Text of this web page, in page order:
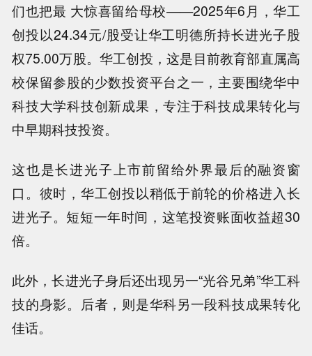
们也把最 大惊喜留给母校——2025年6月，华工
创投以24.34元/股受让华工明德所持长进光子股
权75.00万股。华工创投，这是目前教育部直属高
校保留参股的少数投资平台之一，主要围绕华中
科技大学科技创新成果，专注于科技成果转化与
中早期科技投资。
这也是长进光子上市前留给外界最后的融资窗
口。彼时，华工创投以稍低于前轮的价格进入长
进光子。短短一年时间，这笔投资账面收益超30
倍。
此外，长进光子身后还出现另一“光谷兄弟”华工科
技的身影。后者，则是华科另一段科技成果转化
佳话。